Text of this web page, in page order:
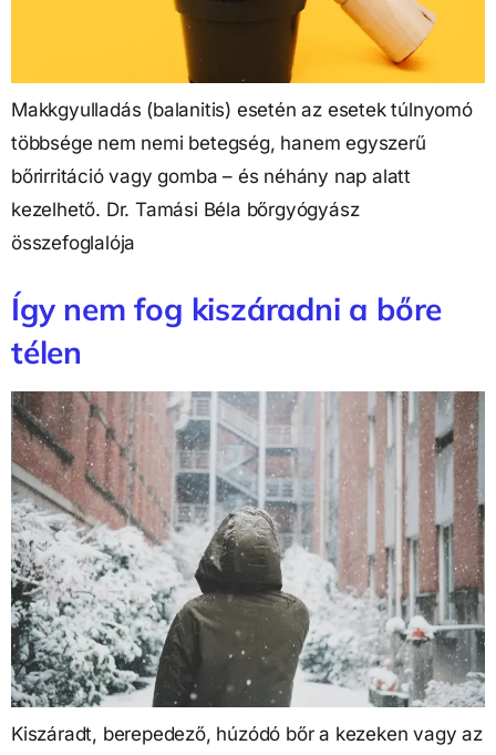
Makkgyulladás (balanitis) esetén az esetek túlnyomó
többsége nem nemi betegség, hanem egyszerű
bőrirritáció vagy gomba – és néhány nap alatt
kezelhető. Dr. Tamási Béla bőrgyógyász
összefoglalója
Így nem fog kiszáradni a bőre
télen
Kiszáradt, berepedező, húzódó bőr a kezeken vagy az